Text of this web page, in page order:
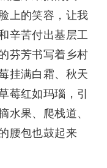
上的笑容，让我
辛苦付出基层工
芬芳书写着乡村
挂满白霜、秋天
莓红如玛瑙，引
水果、爬栈道、
腰包也鼓起来